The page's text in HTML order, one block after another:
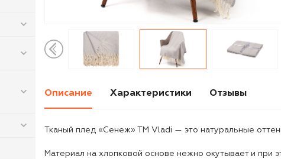
Описание Характеристики Отзывы
Тканый плед «Сенеж» ТМ Vladi — это натуральные
Материал на хлопковой основе нежно окутывает и при